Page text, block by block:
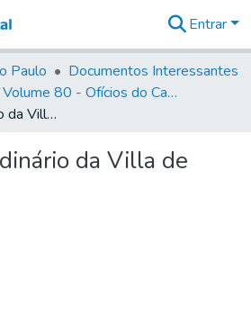
&
Coleções
Tudo na
Biblioteca
Estatísticas
Entrar
Paulo
Documentos Interessantes
Volume 80 - Ofícios do Capitão General Martim Lopes Lobo de Saldanha (1777-1780)
Para o Juiz Ordinário da Villa de Parnaiba
da Villa de